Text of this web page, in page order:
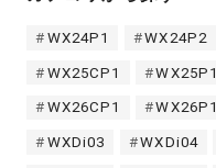
WX24P1 WX24P2
WX25CP1 WX25P1
WX26CP1 WX26P1
WXDi03 WXDi04